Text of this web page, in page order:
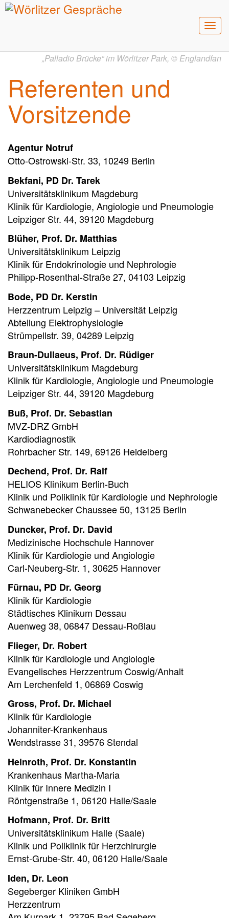
„Palladio Brücke“ im Wörlitzer Park, © Englandfan
Referenten und
Vorsitzende
Agentur Notruf
Otto-Ostrowski-Str. 33, 10249 Berlin
Bekfani, PD Dr. Tarek
Universitätsklinikum Magdeburg
Klinik für Kardiologie, Angiologie und Pneumologie
Leipziger Str. 44, 39120 Magdeburg
Blüher, Prof. Dr. Matthias
Universitätsklinikum Leipzig
Klinik für Endokrinologie und Nephrologie
Philipp-Rosenthal-Straße 27, 04103 Leipzig
Bode, PD Dr. Kerstin
Herzzentrum Leipzig – Universität Leipzig
Abteilung Elektrophysiologie
Strümpellstr. 39, 04289 Leipzig
Braun-Dullaeus, Prof. Dr. Rüdiger
Universitätsklinikum Magdeburg
Klinik für Kardiologie, Angiologie und Pneumologie
Leipziger Str. 44, 39120 Magdeburg
Buß, Prof. Dr. Sebastian
MVZ-DRZ GmbH
Kardiodiagnostik
Rohrbacher Str. 149, 69126 Heidelberg
Dechend, Prof. Dr. Ralf
HELIOS Klinikum Berlin-Buch
Klinik und Poliklinik für Kardiologie und Nephrologie
Schwanebecker Chaussee 50, 13125 Berlin
Duncker, Prof. Dr. David
Medizinische Hochschule Hannover
Klinik für Kardiologie und Angiologie
Carl-Neuberg-Str. 1, 30625 Hannover
Fürnau, PD Dr. Georg
Klinik für Kardiologie
Städtisches Klinikum Dessau
Auenweg 38, 06847 Dessau-Roßlau
Flieger, Dr. Robert
Klinik für Kardiologie und Angiologie
Evangelisches Herzzentrum Coswig/Anhalt
Am Lerchenfeld 1, 06869 Coswig
Gross, Prof. Dr. Michael
Klinik für Kardiologie
Johanniter-Krankenhaus
Wendstrasse 31, 39576 Stendal
Heinroth, Prof. Dr. Konstantin
Krankenhaus Martha-Maria
Klinik für Innere Medizin I
Röntgenstraße 1, 06120 Halle/Saale
Hofmann, Prof. Dr. Britt
Universitätsklinikum Halle (Saale)
Klinik und Poliklinik für Herzchirurgie
Ernst-Grube-Str. 40, 06120 Halle/Saale
Iden, Dr. Leon
Segeberger Kliniken GmbH
Herzzentrum